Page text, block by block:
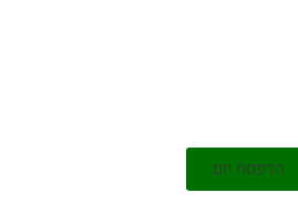
הדפסת יום